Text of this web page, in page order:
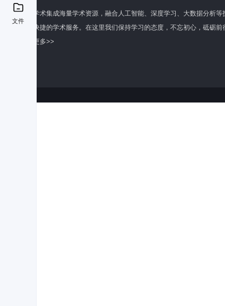
文件
百度学术集成海量学术资源，融合人工智能、深度学习、大数据分析
全面快捷的学术服务。在这里我们保持学习的态度，不忘初心，砥砺前
了解更多>>